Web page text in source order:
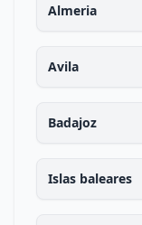
Almeria
Avila
Badajoz
Islas baleares